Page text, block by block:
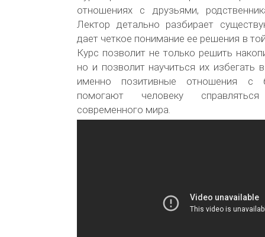
отношениях с друзьями,
Лектор детально разбирает
дает четкое понимание ее решения в
Курс позволит не только решить
но и позволит научиться их избегать
именно позитивные отношения с
помогают человеку
современного мира.